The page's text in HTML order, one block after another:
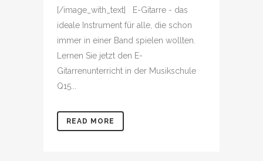
[/image_with_text] E-Gitarre - das
ideale Instrument für alle, die schon
immer in einer Band spielen wollten.
Lernen Sie jetzt den E-
Gitarrenunterricht in der Musikschule
Q15...
READ MORE